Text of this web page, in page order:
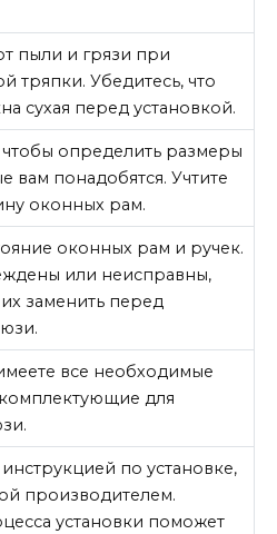
пыли и грязи при
тряпки. Убедитесь, что
сухая перед установкой.
определить размеры
вам понадобятся. Учтите
оконных рам.
оконных рам и ручек.
или неисправны,
заменить перед
все необходимые
для
по установке,
производителем.
установки поможет